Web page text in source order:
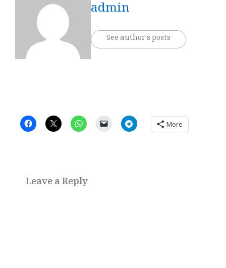
admin
See author's posts
More
Leave a Reply